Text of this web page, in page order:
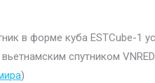
в форме куба ESTCube-1
спутником
)